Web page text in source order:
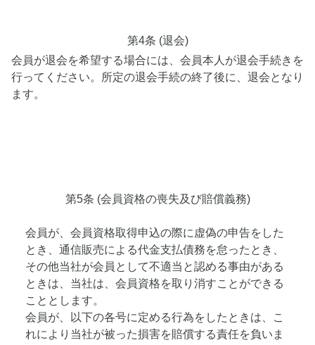
第4条 (退会)
会員が退会を希望する場合には、会員本人が退会手続きを
行ってください。所定の退会手続の終了後に、退会となり
ます。
第5条 (会員資格の喪失及び賠償義務)
会員が、会員資格取得申込の際に虚偽の申告をした
とき、通信販売による代金支払債務を怠ったとき、
その他当社が会員として不適当と認める事由がある
ときは、当社は、会員資格を取り消すことができる
こととします。
会員が、以下の各号に定める行為をしたときは、こ
れにより当社が被った損害を賠償する責任を負いま